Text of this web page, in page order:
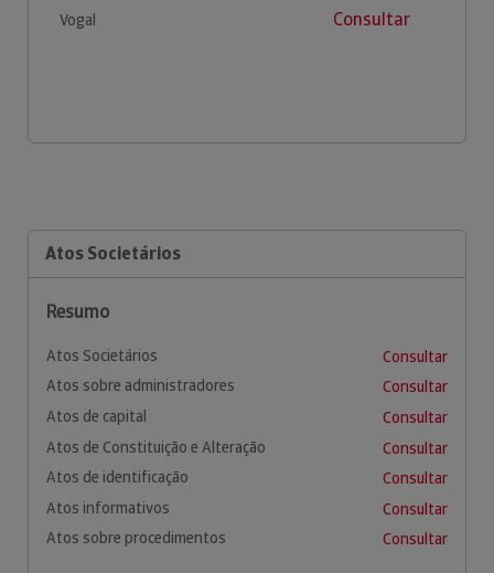
Vogal Consultar
Atos Societários
Resumo
Atos Societários
Consultar
Atos sobre administradores
Consultar
Atos de capital
Consultar
Atos de Constituição e Alteração
Consultar
Atos de identificação
Consultar
Atos informativos
Consultar
Atos sobre procedimentos
Consultar